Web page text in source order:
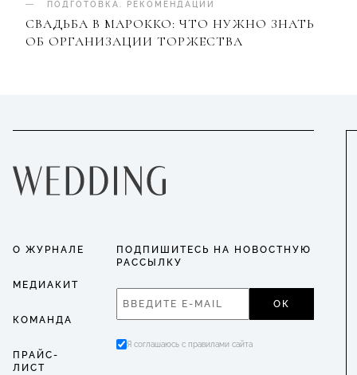
ПОДГОТОВКА РЕКОМЕНДАЦИИ
СВАДЬБА В МАРОККО: ЧТО НУЖНО ЗНАТЬ
ОБ ОРГАНИЗАЦИИ ТОРЖЕСТВА
О ЖУРНАЛЕ
МЕДИАКИТ
КОМАНДА
ПРАЙС-
ЛИСТ
ПОДПИШИТЕСЬ НА НОВОСТНУЮ
РАССЫЛКУ
ОК
Я соглашаюсь с правилами сайта